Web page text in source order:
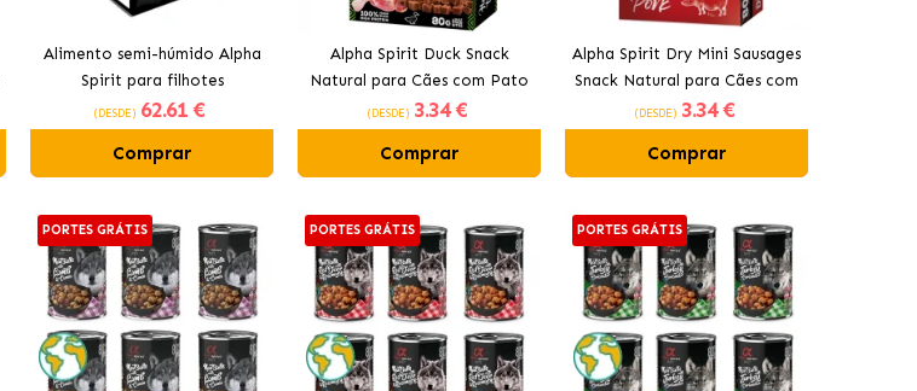
Alimento semi-húmido Alpha
Spirit para filhotes
(DESDE) 62.61 €
Comprar
Alpha Spirit Duck Snack
Natural para Cães com Pato
(DESDE) 3.34 €
Comprar
Alpha Spirit Dry Mini Sausages
Snack Natural para Cães com
Porco
(DESDE) 3.34 €
Comprar
PORTES GRÁTIS PORTES GRÁTIS PORTES GRÁTIS